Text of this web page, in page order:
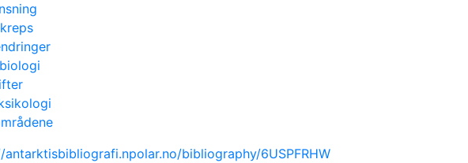
antarktisbibliografi.npolar.no/bibliography/6USPFRHW